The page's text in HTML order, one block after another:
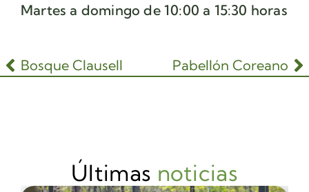
Martes a domingo de 10:00 a 15:30 horas
Bosque Clausell Pabellón Coreano
Últimas noticias